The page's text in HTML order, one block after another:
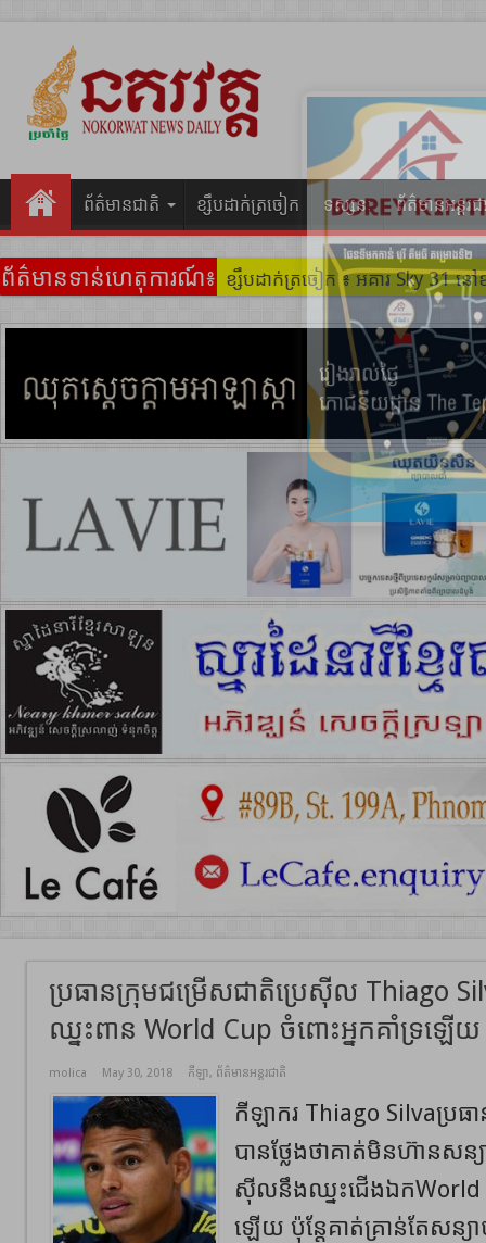
ព័ត៌មានជាតិ ខ្សឹបដាក់ត្រចៀក ទស្សនៈ ព័ត៌មានអន្តរជ
ព័ត៌មានទាន់ហេតុការណ៍៖ ខ្សឹបដាក់ត្រចៀក ៖ ដល់ករ ! ឈ្មួញដឹក
ប្រធានក្រុមជម្រើសជាតិប្រេស៊ីល Thiago
ឈ្នះពាន World Cup ចំពោះអ្នកគាំទ្រឡើយ
molica May 30, 2018 កីឡា, ព័ត៌មានអន្តរជាតិ
កីឡាករ Thiago Silvaប្រធ
បានថ្លែងថាគាត់មិនហ៊ានសន្យ
ស៊ីលនឹងឈ្នះជើងឯកWorld
ឡើយ ប៉ុន្តែគាត់គ្រាន់តែសន្